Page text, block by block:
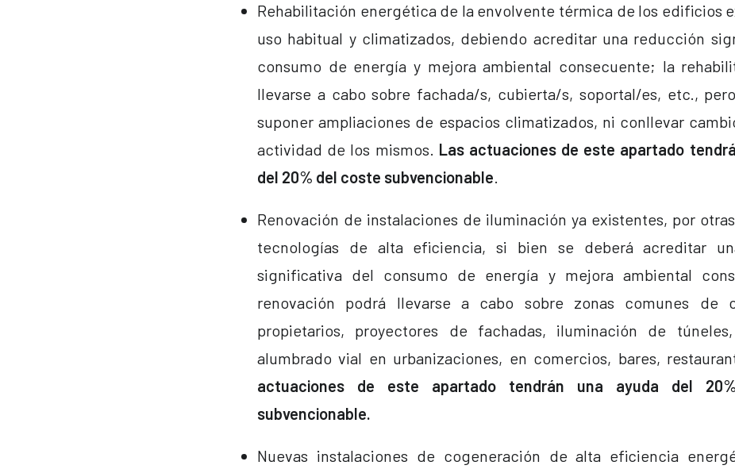
Rehabilitación energética de la envolvente térmica de los edificios
uso habitual y climatizados, debiendo acreditar una reducción
consumo de energía y mejora ambiental consecuente; la
llevarse a cabo sobre fachada/s, cubierta/s, soportal/es, etc.,
suponer ampliaciones de espacios climatizados, ni conllevar
actividad de los mismos. Las actuaciones de este apartado
del 20% del coste subvencionable.
Renovación de instalaciones de iluminación ya existentes, por
tecnologías de alta eficiencia, si bien se deberá acreditar
significativa del consumo de energía y mejora ambiental
renovación podrá llevarse a cabo sobre zonas comunes de
propietarios, proyectores de fachadas, iluminación de túneles,
alumbrado vial en urbanizaciones, en comercios, bares,
actuaciones de este apartado tendrán una ayuda del
subvencionable.
Nuevas instalaciones de cogeneración de alta eficiencia